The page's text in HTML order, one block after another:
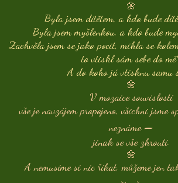
🌼
Byla jsem dítětem, a kdo bude
Byla jsem myšlenkou, a kdo bude
Zachvěla jsem se jako pocit, mihla se
to vtiskl sám sebe do
A do koho já vtisknu samu
🌼
V mozaice souvislostí
vše je navzájem propojeno, všichni jsme
neznáme–
jinak se vše zhroutí.
🌼
A nemusíme si nic říkat, můžeme jen